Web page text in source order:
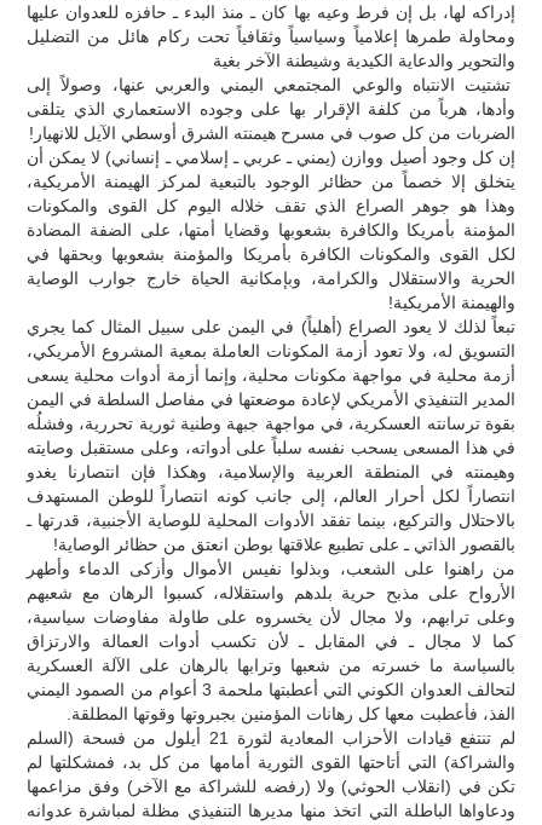
إدراكه لها، بل إن فرط وعيه بها كان ـ منذ البدء ـ حافزه للعدوان عليها
ومحاولة طمرها إعلامياً وسياسياً وثقافياً تحت ركام هائل من التضليل
والتحوير والدعاية الكيدية وشيطنة الآخر بغية
تشتيت الانتباه والوعي المجتمعي اليمني والعربي عنها، وصولاً إلى
وأدها، هرباً من كلفة الإقرار بها على وجوده الاستعماري الذي يتلقى
الضربات من كل صوب في مسرح هيمنته الشرق أوسطي الآيل للانهيار!
إن كل وجود أصيل ووازن (يمني ـ عربي ـ إسلامي ـ إنساني) لا يمكن أن
يتخلق إلا خصماً من حظائر الوجود بالتبعية لمركز الهيمنة الأمريكية،
وهذا هو جوهر الصراع الذي تقف خلاله اليوم كل القوى والمكونات
المؤمنة بأمريكا والكافرة بشعوبها وقضايا أمتها، على الضفة المضادة
لكل القوى والمكونات الكافرة بأمريكا والمؤمنة بشعوبها وبحقها في
الحرية والاستقلال والكرامة، وبإمكانية الحياة خارج جوارب الوصاية
والهيمنة الأمريكية!
تبعاً لذلك لا يعود الصراع (أهلياً) في اليمن على سبيل المثال كما يجري
التسويق له، ولا تعود أزمة المكونات العاملة بمعية المشروع الأمريكي،
أزمة محلية في مواجهة مكونات محلية، وإنما أزمة أدوات محلية يسعى
المدير التنفيذي الأمريكي لإعادة موضعتها في مفاصل السلطة في اليمن
بقوة ترسانته العسكرية، في مواجهة جبهة وطنية ثورية تحررية، وفشلُه
في هذا المسعى يسحب نفسه سلباً على أدواته، وعلى مستقبل وصايته
وهيمنته في المنطقة العربية والإسلامية، وهكذا فإن انتصارنا يغدو
انتصاراً لكل أحرار العالم، إلى جانب كونه انتصاراً للوطن المستهدف
بالاحتلال والتركيع، بينما تفقد الأدوات المحلية للوصاية الأجنبية، قدرتها ـ
بالقصور الذاتي ـ على تطبيع علاقتها بوطن انعتق من حظائر الوصاية!
من راهنوا على الشعب، وبذلوا نفيس الأموال وأزكى الدماء وأطهر
الأرواح على مذبح حرية بلدهم واستقلاله، كسبوا الرهان مع شعبهم
وعلى ترابهم، ولا مجال لأن يخسروه على طاولة مفاوضات سياسية،
كما لا مجال ـ في المقابل ـ لأن تكسب أدوات العمالة والارتزاق
بالسياسة ما خسرته من شعبها وترابها بالرهان على الآلة العسكرية
لتحالف العدوان الكوني التي أعطبتها ملحمة 3 أعوام من الصمود اليمني
الفذ، فأعطبت معها كل رهانات المؤمنين بجبروتها وقوتها المطلقة.
لم تنتفع قيادات الأحزاب المعادية لثورة 21 أيلول من فسحة (السلم
والشراكة) التي أتاحتها القوى الثورية أمامها من كل بد، فمشكلتها لم
تكن في (انقلاب الحوثي) ولا (رفضه للشراكة مع الآخر) وفق مزاعمها
ودعاواها الباطلة التي اتخذ منها مديرها التنفيذي مظلة لمباشرة عدوانه